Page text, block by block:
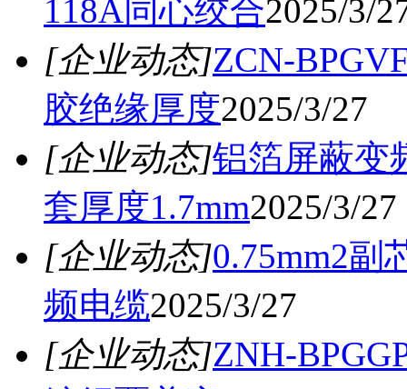
118A同心绞合2025/3/
[企业动态]ZCN-
胶绝缘厚度2025/3/27
[企业动态]铝箔屏蔽变
套厚度1.7mm2025/3/27
[企业动态]0.75mm2副
频电缆2025/3/27
[企业动态]ZNH-